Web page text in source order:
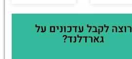
רוצה לקבל עדכונים על
גארדלנד?